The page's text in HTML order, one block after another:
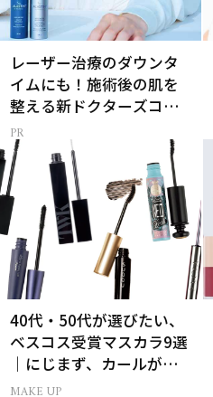
レーザー治療のダウンタ
イムにも！施術後の肌を
整える新ドクターズコス
メ
40代・50代が選びたい、
ベスコス受賞マスカラ9選
｜にじまず、カールが続
く名品
MAKE UP